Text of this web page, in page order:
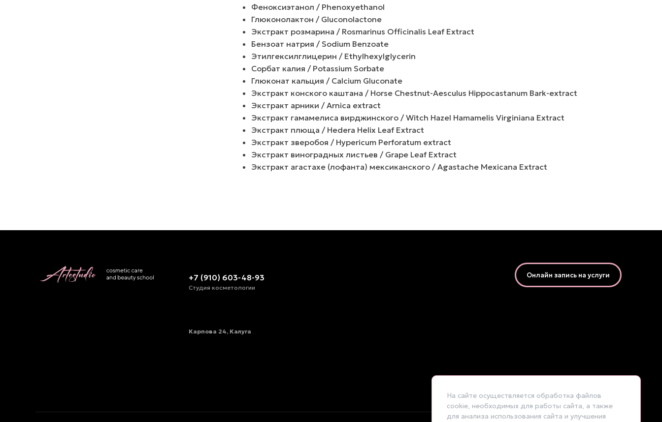
Феноксиэтанол / Phenoxyethanol
Глюконолактон / Gluconolactone
Экстракт розмарина / Rosmarinus Officinalis Leaf Extract
Бензоат натрия / Sodium Benzoate
Этилгексилглицерин / Ethylhexylglycerin
Сорбат калия / Potassium Sorbate
Глюконат кальция / Calcium Gluconate
Экстракт конского каштана / Horse Chestnut-Aesculus Hippocastanum Bark-extract
Экстракт арники / Arnica extract
Экстракт гамамелиса вирджинского / Witch Hazel Hamamelis Virginiana Extract
Экстракт плюща / Hedera Helix Leaf Extract
Экстракт зверобоя / Hypericum Perforatum extract
Экстракт виноградных листьев / Grape Leaf Extract
Экстракт агастахе (лофанта) мексиканского / Agastache Mexicana Extract
+7 (910) 603-48-93
Студия косметологии
Карпова 24, Калуга
Онлайн запись на услуги
На сайте осуществляется обработка файлов
cookie, необходимых для работы сайта, а также
для анализа использования сайта и улучшения